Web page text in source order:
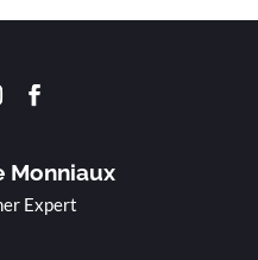
Monniaux
Expert